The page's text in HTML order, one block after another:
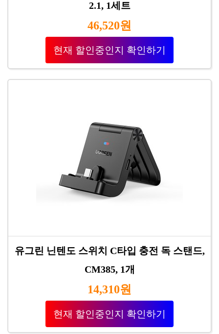
2.1, 1세트
46,520원
현재 할인중인지 확인하기
유그린 닌텐도 스위치 C타입 충전 독 스탠드,
CM385, 1개
14,310원
현재 할인중인지 확인하기